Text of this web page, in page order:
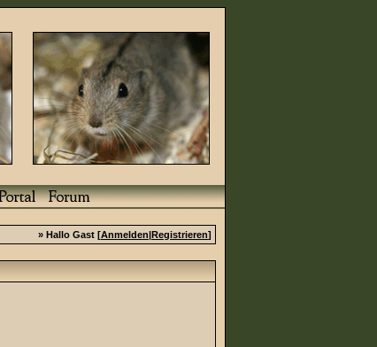
» Hallo Gast [Anmelden|Registrieren]